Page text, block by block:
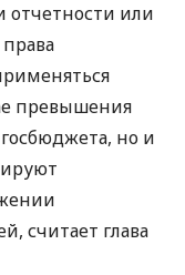
отчетности или
превышения
но и
считает глава